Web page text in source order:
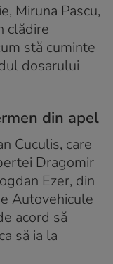
Miruna Pascu,
clădire
stă cuminte
dosarului
din apel
Cuculis, care
Dragomir
Ezer, din
Autovehicule
acord să
să ia la